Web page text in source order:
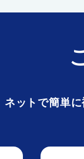
ネットで簡単に